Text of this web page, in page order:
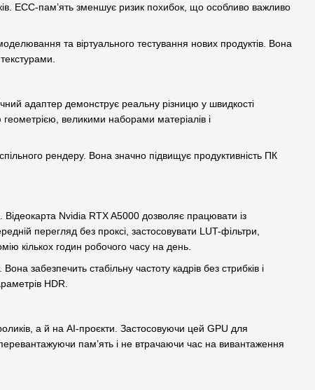
ECC-пам’ять зменшує ризик похибок, що особливо важливо
та віртуального тестування нових продуктів. Вона
адаптер демонструє реальну різницю у швидкості
великими наборами матеріалів і
рендеру. Вона значно підвищує продуктивність ПК
Відеокарта Nvidia RTX A5000 дозволяє працювати із
перегляд без проксі, застосовувати LUT-фільтри,
кількох годин робочого часу на день.
забезпечить стабільну частоту кадрів без стрибків і
HDR.
а й на AI-проєкти. Застосовуючи цей GPU для
пам’ять і не втрачаючи час на вивантаження